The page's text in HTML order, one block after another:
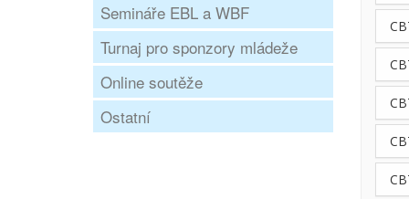
Semináře EBL a WBF
Turnaj pro sponzory mládeže
Online soutěže
Ostatní